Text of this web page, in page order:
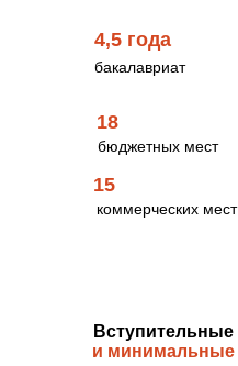
4,5 года
бакалавриат
и минимальные
Вступительные
15
коммерческих мест
18
бюджетных мест